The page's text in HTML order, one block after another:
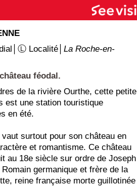
Localité│La Roche-en-
féodal.
de la rivière Ourthe, cette petite
est une station touristique
en été.
surtout pour son château en
et romantisme. Ce château
au 18e siècle sur ordre de Joseph
germanique et frère de la
reine française morte guillotinée